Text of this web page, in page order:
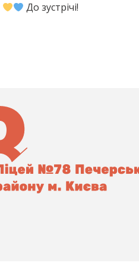
До зустрічі!